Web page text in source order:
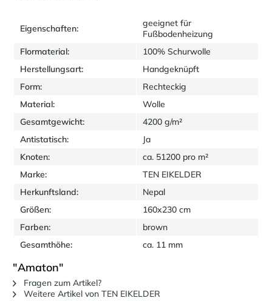
Eigenschaften:
geeignet für
Fußbodenheizung
Flormaterial:
100% Schurwolle
Herstellungsart:
Handgeknüpft
Form:
Rechteckig
Material:
Wolle
Gesamtgewicht:
4200 g/m²
Antistatisch:
Ja
Knoten:
ca. 51200 pro m²
Marke:
TEN EIKELDER
Herkunftsland:
Nepal
Größen:
160x230 cm
Farben:
brown
Gesamthöhe:
ca. 11 mm
"Amaton"
Fragen zum Artikel?
Weitere Artikel von TEN EIKELDER